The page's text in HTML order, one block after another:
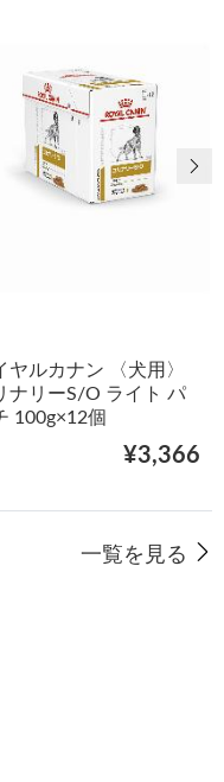
ヤルカナン 〈犬用〉
ナリーS/O ライト パ
100g×12個
¥3,366
次
一覧を見る